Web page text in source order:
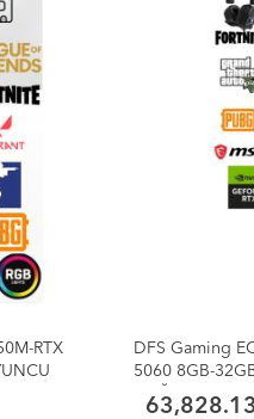
RTX
DFS Gaming
5060 8GB-
SOĞUTMALI-